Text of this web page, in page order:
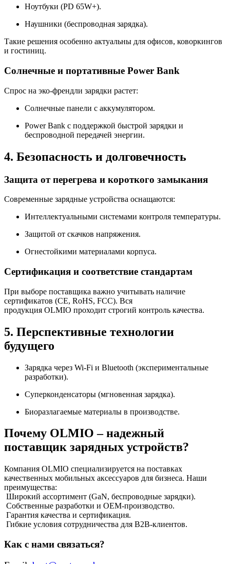
Ноутбуки (PD 65W+).
Наушники (беспроводная зарядка).
Такие решения особенно актуальны для офисов, коворкингов
и гостиниц.
Солнечные и портативные Power Bank
Спрос на эко-френдли зарядки растет:
Солнечные панели с аккумулятором.
Power Bank с поддержкой быстрой зарядки и
беспроводной передачей энергии.
4. Безопасность и долговечность
Защита от перегрева и короткого замыкания
Современные зарядные устройства оснащаются:
Интеллектуальными системами контроля температуры.
Защитой от скачков напряжения.
Огнестойкими материалами корпуса.
Сертификация и соответствие стандартам
При выборе поставщика важно учитывать наличие
сертификатов (CE, RoHS, FCC). Вся
продукция OLMIO проходит строгий контроль качества.
5. Перспективные технологии
будущего
Зарядка через Wi-Fi и Bluetooth (экспериментальные
разработки).
Суперконденсаторы (мгновенная зарядка).
Биоразлагаемые материалы в производстве.
Почему OLMIO – надежный
поставщик зарядных устройств?
Компания OLMIO специализируется на поставках
качественных мобильных аксессуаров для бизнеса. Наши
преимущества:
Широкий ассортимент (GaN, беспроводные зарядки).
Собственные разработки и OEM-производство.
Гарантия качества и сертификация.
Гибкие условия сотрудничества для B2B-клиентов.
Как с нами связаться?